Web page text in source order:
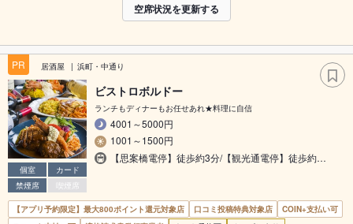
空席状況を更新する
PR 居酒屋 浜町・中通り
個室
カード
禁煙席
喫煙席
ビストロボルドー
ランチもディナーもお任せあれ★料理に自信
4001～5000円
1001～1500円
【思案橋電停】徒歩約3分/【観光通電停】徒歩約…
【アプリ予約限定】最大800ポイント還元対象店 口コミ投稿特典対象店
COIN+支払い可